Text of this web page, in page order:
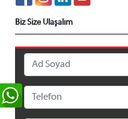
Biz Size Ulaşalım